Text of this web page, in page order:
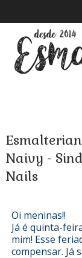
Naivy -
Nails
Oi meninas!!
Já é quinta-
mim! Esse
compensar. Já